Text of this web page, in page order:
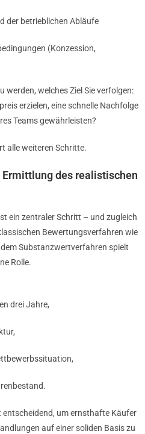
der betrieblichen Abläufe
(Konzession,
werden, welches Ziel Sie verfolgen:
erzielen, eine schnelle Nachfolge
Teams gewährleisten?
alle weiteren Schritte.
des realistischen
ein zentraler Schritt – und zugleich
Bewertungsverfahren wie
Substanzwertverfahren spielt
Rolle.
drei Jahre,
entscheidend, um ernsthafte Käufer
auf einer soliden Basis zu